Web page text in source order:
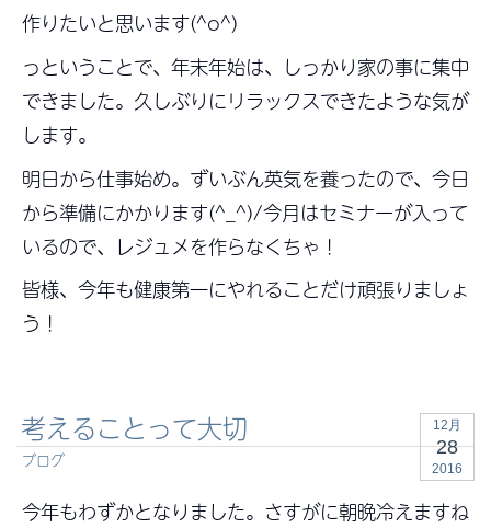
作りたいと思います(^o^)
っということで、年末年始は、しっかり家の事に集中
できました。久しぶりにリラックスできたような気が
します。
明日から仕事始め。ずいぶん英気を養ったので、今日
から準備にかかります(^_^)/今月はセミナーが入って
いるので、レジュメを作らなくちゃ！
皆様、今年も健康第一にやれることだけ頑張りましょ
う！
12月
28
2016
考えることって大切
ブログ
今年もわずかとなりました。さすがに朝晩冷えますね